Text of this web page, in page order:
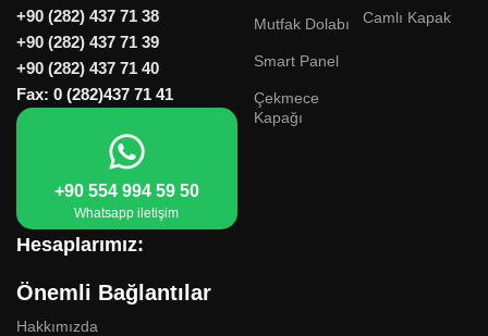
+90 (282) 437 71 38
+90 (282) 437 71 39
+90 (282) 437 71 40
Fax: 0 (282)437 71 41
+90 554 994 59 50
Whatsapp iletişim
Mutfak Dolabı
Smart Panel
Çekmece
Kapağı
Camlı Kapak
Hesaplarımız:
Önemli Bağlantılar
Hakkımızda